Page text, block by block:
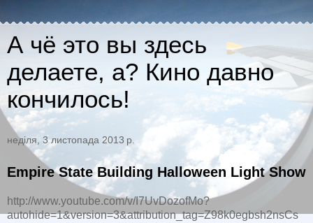
А чё это вы здесь
делаете, а? Кино давно
кончилось!
неділя, 3 листопада 2013 р.
Empire State Building Halloween Light Show
http://www.youtube.com/v/I7UvDozofMo?
autohide=1&version=3&attribution_tag=Z98k0egbsh2nsCs